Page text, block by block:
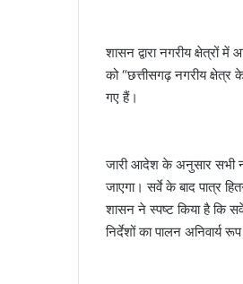
शासन द्वारा नगरीय क्षेत्रों
को “छत्तीसगढ़ नगरीय क्षेत्र
गए हैं।
जारी आदेश के अनुसार सभी
जाएगा। सर्वे के बाद पात्र
शासन ने स्पष्ट किया है कि
निर्देशों का पालन अनिवार्य